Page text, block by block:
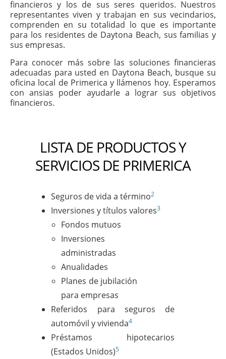
financieros y los de sus seres queridos. Nuestros
representantes viven y trabajan en sus vecindarios,
comprenden en su totalidad lo que es importante
para los residentes de Daytona Beach, sus familias y
sus empresas.
Para conocer más sobre las soluciones financieras
adecuadas para usted en Daytona Beach, busque su
oficina local de Primerica y llámenos hoy. Esperamos
con ansias poder ayudarle a lograr sus objetivos
financieros.
LISTA DE PRODUCTOS Y
SERVICIOS DE PRIMERICA
Seguros de vida a término2
Inversiones y títulos valores3
Fondos mutuos
Inversiones
administradas
Anualidades
Planes de jubilación
para empresas
Referidos para seguros de
automóvil y vivienda4
Préstamos hipotecarios
(Estados Unidos)5